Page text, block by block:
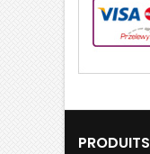
PRODUITS